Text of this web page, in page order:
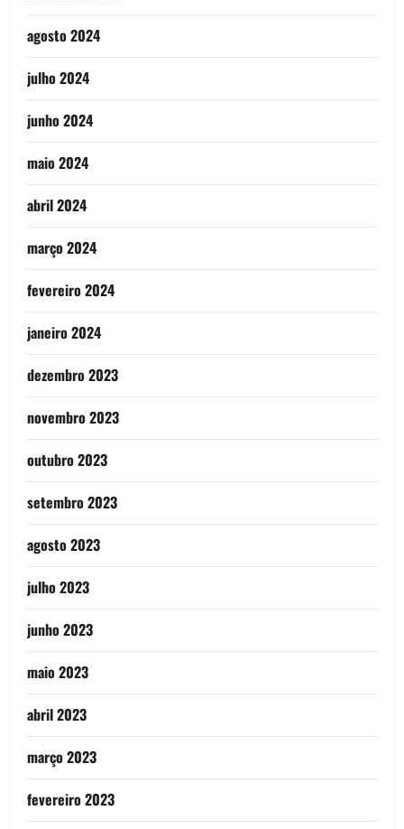
agosto 2024
julho 2024
junho 2024
maio 2024
abril 2024
março 2024
fevereiro 2024
janeiro 2024
dezembro 2023
novembro 2023
outubro 2023
setembro 2023
agosto 2023
julho 2023
junho 2023
maio 2023
abril 2023
março 2023
fevereiro 2023